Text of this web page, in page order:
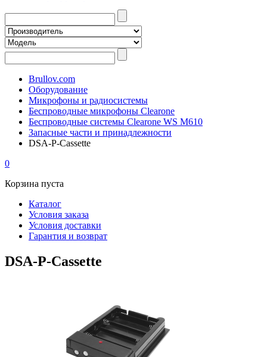
Brullov.com
Оборудование
Микрофоны и радиосистемы
Беспроводные микрофоны Clearone
Беспроводные системы Clearone WS М610
Запасные части и принадлежности
DSA-P-Cassette
0
Корзина пуста
Каталог
Условия заказа
Условия доставки
Гарантия и возврат
DSA-P-Cassette